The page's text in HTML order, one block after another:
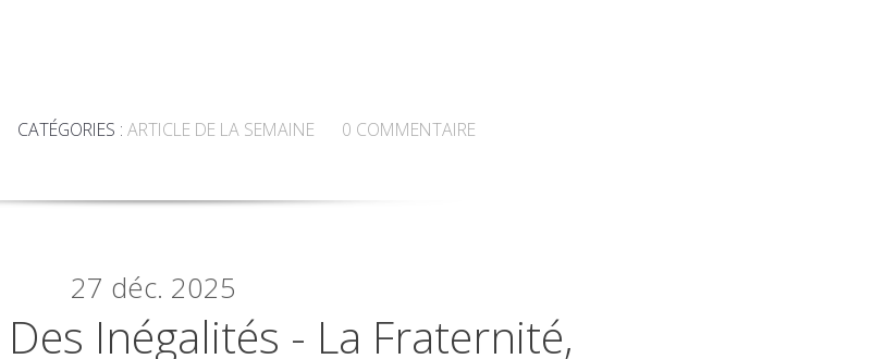
CATÉGORIES : ARTICLE DE LA SEMAINE 0 COMMENTAIRE
27 déc. 2025
Inégalités - La Fraternité,